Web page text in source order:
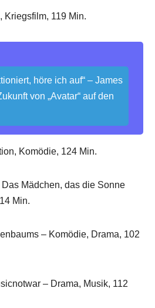
Kriegsfilm, 119 Min.
höre ich auf“ – James
von „Avatar“ auf den
Komödie, 124 Min.
Mädchen, das die Sonne
Min.
– Komödie, Drama, 102
– Drama, Musik, 112